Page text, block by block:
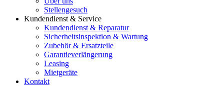
Stellengesuch
Kundendienst & Service
Kundendienst & Reparatur
Sicherheitsinspektion & Wartung
Zubehör & Ersatzteile
Garantieverlängerung
Leasing
Mietgeräte
Kontakt